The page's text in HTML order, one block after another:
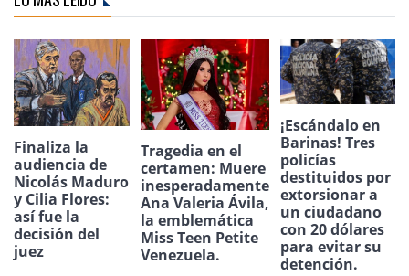
Finaliza la
audiencia de
Nicolás Maduro
y Cilia Flores:
así fue la
decisión del
juez
Tragedia en el
certamen: Muere
inesperadamente
Ana Valeria Ávila,
la emblemática
Miss Teen Petite
Venezuela.
¡Escándalo en
Barinas! Tres
policías
destituidos por
extorsionar a
un ciudadano
con 20 dólares
para evitar su
detención.